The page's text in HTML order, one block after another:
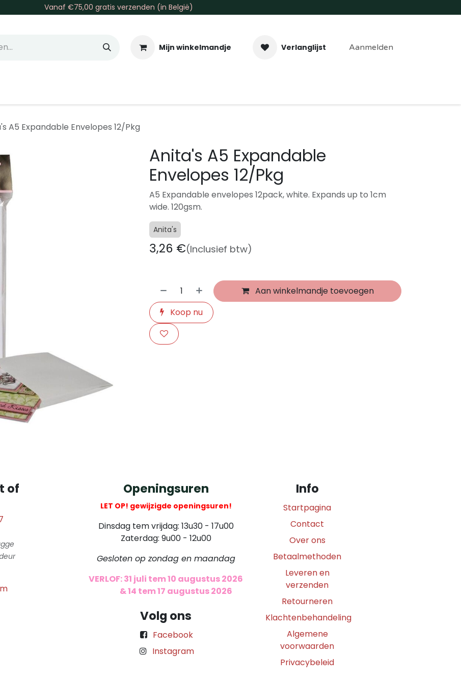
Vanaf €75,00 gratis verzenden (in België)
Mijn winkelmandje Verlanglijst Aanmelden
A5 Expandable Envelopes 12/Pkg
Anita's A5 Expandable
Envelopes 12/Pkg
A5 Expandable envelopes 12pack, white. Expands up to 1cm
wide. 120gsm.
Anita's
3,26 €(Inclusief btw)
Aan winkelmandje toevoegen
Koop nu
of
Openingsuren
LET OP! gewijzigde openingsuren!
Dinsdag tem vrijdag: 13u30 - 17u00
Zaterdag: 9u00 - 12u00
Gesloten op zondag en maandag
VERLOF: 31 juli tem 10 augustus 2026
& 14 tem 17 augustus 2026
Info
Startpagina
Contact
Over ons
Betaalmethoden
Leveren en
verzenden
Retourneren
Klachtenbehandeling
Algemene
voorwaarden
Privacybeleid
Volg ons
Facebook
Instagram